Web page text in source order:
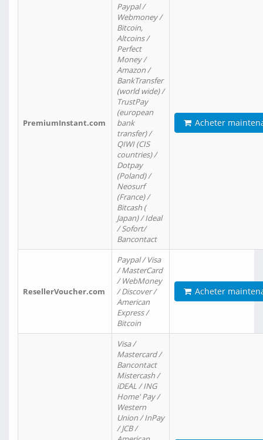
PremiumInstant.com
Paypal /
Webmoney /
Bitcoin,
Altcoins /
Perfect
Money /
Amazon /
BankTransfer
(world wide) /
TrustPay
(european
bank
transfer) /
QIWI (CIS
countries) /
Dotpay
(Poland) /
Neosurf
(France) /
Bitcash (
Japan) / Ideal
/ Sofort/
Bancontact
Acheter
ResellerVoucher.com
Paypal / Visa
/ MasterCard
/ WebMoney
/ Discover /
American
Express /
Bitcoin
Acheter
Visa /
Mastercard /
Bancontact
Mistercash /
iDEAL / ING
Home' Pay /
Western
Union / InPay
/ JCB /